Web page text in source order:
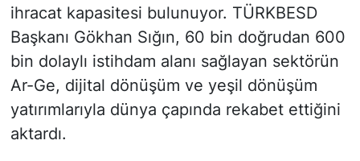
ihracat kapasitesi bulunuyor. TÜRKBESD
Başkanı Gökhan Sığın, 60 bin doğrudan 600
bin dolaylı istihdam alanı sağlayan sektörün
Ar-Ge, dijital dönüşüm ve yeşil dönüşüm
yatırımlarıyla dünya çapında rekabet ettiğini
aktardı.